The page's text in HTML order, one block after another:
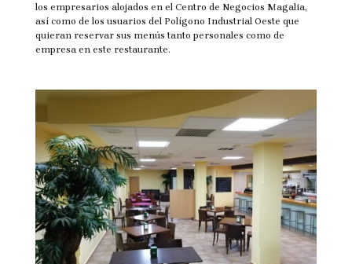
los empresarios alojados en el Centro de Negocios Magalia,
así como de los usuarios del Polígono Industrial Oeste que
quieran reservar sus menús tanto personales como de
empresa en este restaurante.